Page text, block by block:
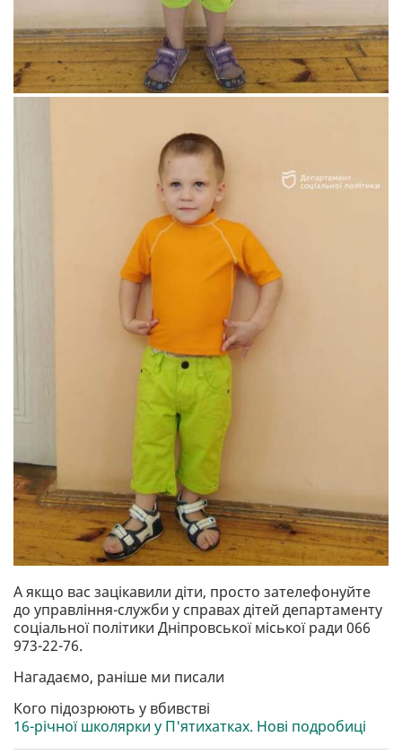
А якщо вас зацікавили діти, просто зателефонуйте
до управління-служби у справах дітей департаменту
соціальної політики Дніпровської міської ради 066
973-22-76.
Нагадаємо, раніше ми писали
Кого підозрюють у вбивстві
16-річної школярки у П'ятихатках. Нові подробиці